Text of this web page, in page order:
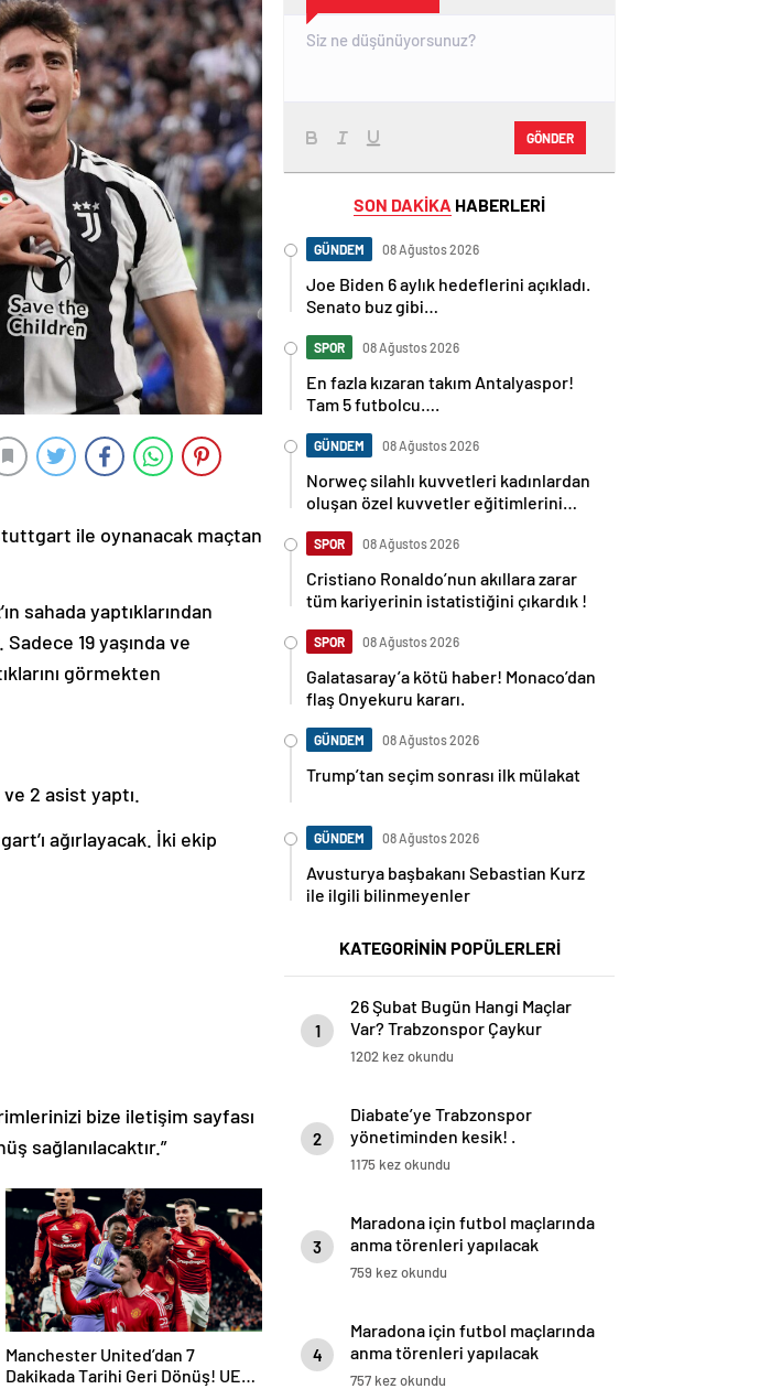
ile oynanacak maçtan
sahada yaptıklarından
19 yaşında ve
görmekten
2 asist yaptı.
ağırlayacak. İki ekip
bize iletişim sayfası
sağlanılacaktır.”
Manchester United’dan 7
Dakikada Tarihi Geri Dönüş! UEFA
GÖNDER
SON DAKİKA HABERLERİ
GÜNDEM 08 Ağustos 2026
Joe Biden 6 aylık hedeflerini açıkladı.
Senato buz gibi…
SPOR 08 Ağustos 2026
En fazla kızaran takım Antalyaspor!
Tam 5 futbolcu….
GÜNDEM 08 Ağustos 2026
Norweç silahlı kuvvetleri kadınlardan
oluşan özel kuvvetler eğitimlerini
SPOR 08 Ağustos 2026
Cristiano Ronaldo’nun akıllara zarar
tüm kariyerinin istatistiğini çıkardık !
SPOR 08 Ağustos 2026
Galatasaray’a kötü haber! Monaco’dan
flaş Onyekuru kararı.
GÜNDEM 08 Ağustos 2026
Trump’tan seçim sonrası ilk mülakat
GÜNDEM 08 Ağustos 2026
Avusturya başbakanı Sebastian Kurz
ile ilgili bilinmeyenler
KATEGORİNİN POPÜLERLERİ
1
26 Şubat Bugün Hangi Maçlar
Var? Trabzonspor Çaykur
Rizespor Maçı Hangi Kanalda?
1202 kez okundu
2
Diabate’ye Trabzonspor
yönetiminden kesik! .
1175 kez okundu
3
Maradona için futbol maçlarında
anma törenleri yapılacak
759 kez okundu
4
Maradona için futbol maçlarında
anma törenleri yapılacak
757 kez okundu